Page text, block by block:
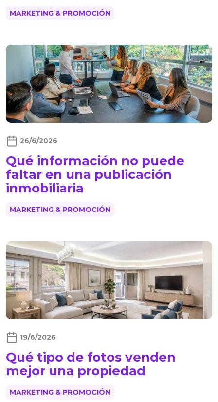
MARKETING & PROMOCIÓN
26/6/2026
Qué información no puede
faltar en una publicación
inmobiliaria
MARKETING & PROMOCIÓN
19/6/2026
Qué tipo de fotos venden
mejor una propiedad
MARKETING & PROMOCIÓN